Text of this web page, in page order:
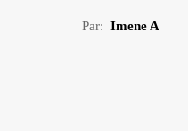
Par: Imene A